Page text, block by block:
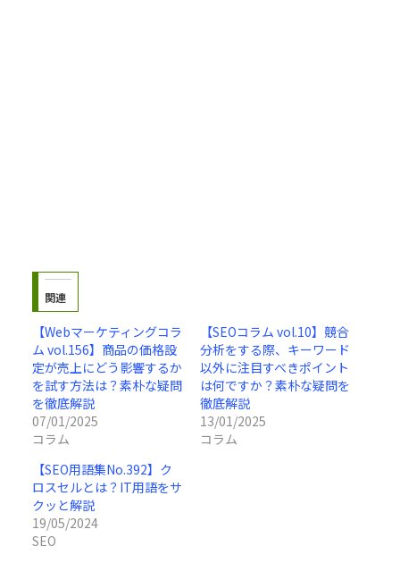
関連
【Webマーケティングコラ
ム vol.156】商品の価格設
定が売上にどう影響するか
を試す方法は？素朴な疑問
を徹底解説
07/01/2025
コラム
【SEOコラム vol.10】競合
分析をする際、キーワード
以外に注目すべきポイント
は何ですか？素朴な疑問を
徹底解説
13/01/2025
コラム
【SEO用語集No.392】ク
ロスセルとは？IT用語をサ
クッと解説
19/05/2024
SEO